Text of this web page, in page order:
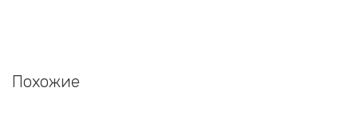
Похожие